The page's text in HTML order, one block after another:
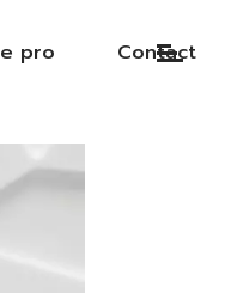
pro Contact